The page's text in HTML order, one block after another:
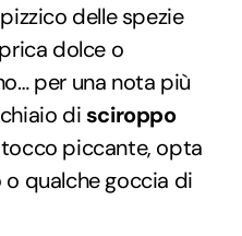
delle spezie
dolce o
per una nota più
di sciroppo
piccante, opta
qualche goccia di